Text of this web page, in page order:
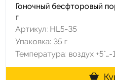
Гоночный бесфторовый
г
Артикул: HL5-35
Упаковка: 35 г
Температура: воздух +5°…-